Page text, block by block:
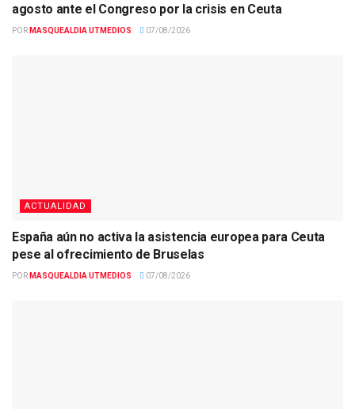
agosto ante el Congreso por la crisis en Ceuta
POR MASQUEALDIA UTMEDIOS 07/08/2026
ACTUALIDAD
España aún no activa la asistencia europea para Ceuta
pese al ofrecimiento de Bruselas
POR MASQUEALDIA UTMEDIOS 07/08/2026